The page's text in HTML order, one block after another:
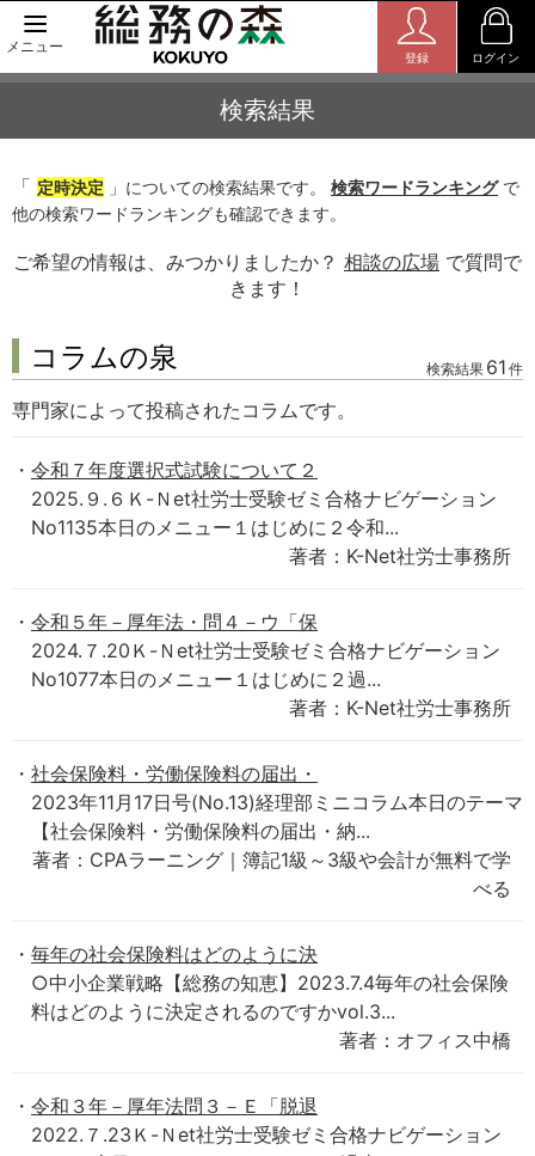
メニュー
登録 ログイン
検索結果
「 定時決定 」についての検索結果です。 検索ワードランキングで
他の検索ワードランキングも確認できます。
ご希望の情報は、みつかりましたか？ 相談の広場 で質問で
きます！
コラムの泉 検索結果 61 件
専門家によって投稿されたコラムです。
令和７年度選択式試験について２
2025.９.６Ｋ-Ｎet社労士受験ゼミ合格ナビゲーション
No1135本日のメニュー１はじめに２令和...
著者：K-Net社労士事務所
令和５年－厚年法・問４－ウ「保
2024.７.20Ｋ-Ｎet社労士受験ゼミ合格ナビゲーション
No1077本日のメニュー１はじめに２過...
著者：K-Net社労士事務所
社会保険料・労働保険料の届出・
2023年11月17日号(No.13)経理部ミニコラム本日のテーマ
【社会保険料・労働保険料の届出・納...
著者：CPAラーニング｜簿記1級～3級や会計が無料で学
べる
毎年の社会保険料はどのように決
○中小企業戦略【総務の知恵】2023.7.4毎年の社会保険
料はどのように決定されるのですかvol.3...
著者：オフィス中橋
令和３年－厚年法問３－Ｅ「脱退
2022.７.23Ｋ-Ｎet社労士受験ゼミ合格ナビゲーション